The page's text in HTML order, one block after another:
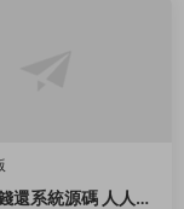
還系統源碼 人人還